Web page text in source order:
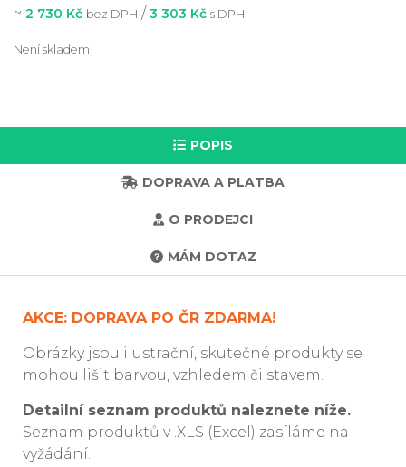
~ 2 730 Kč bez DPH / 3 303 Kč s DPH
Není skladem
POPIS
DOPRAVA A PLATBA
O PRODEJCI
MÁM DOTAZ
AKCE: DOPRAVA PO ČR ZDARMA!
Obrázky jsou ilustrační, skutečné produkty se
mohou lišit barvou, vzhledem či stavem.
Detailní seznam produktů naleznete níže.
Seznam produktů v .XLS (Excel) zasíláme na
vyžádání.